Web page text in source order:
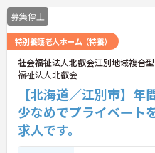
募集停止
特別養護老人ホーム（特養）
社会福祉法人北叡会江別地域複合
福祉法人北叡会
【北海道／江別市】
少なめでプライベート
求人です。